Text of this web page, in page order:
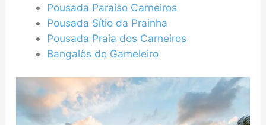
Pousada Paraíso Carneiros
Pousada Sítio da Prainha
Pousada Praia dos Carneiros
Bangalôs do Gameleiro